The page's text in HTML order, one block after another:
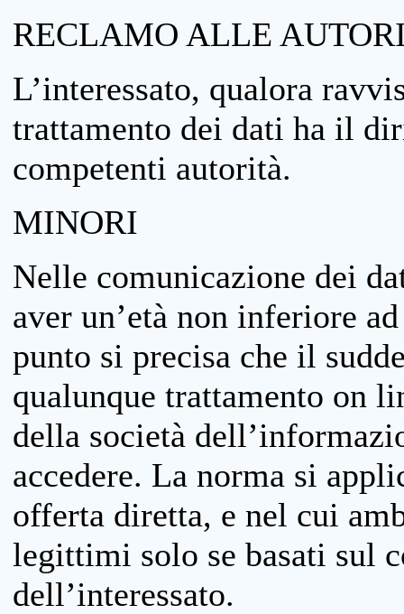
RECLAMO ALLE
L’interessato, qualora
trattamento dei dati ha il
competenti autorità.
MINORI
Nelle comunicazione dei
aver un’età non inferiore
punto si precisa che il
qualunque trattamento on
della società
accedere. La norma si
offerta diretta, e nel cui
legittimi solo se basati sul
dell’interessato.